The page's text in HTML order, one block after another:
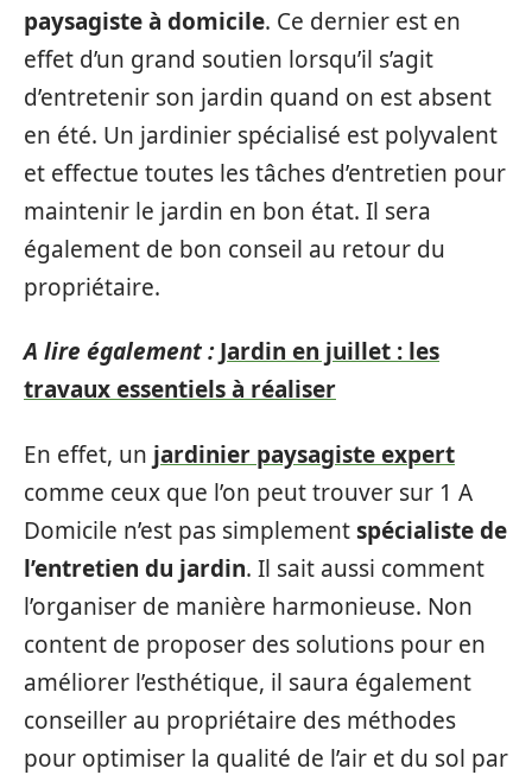
paysagiste à domicile. Ce dernier est en
effet d’un grand soutien lorsqu’il s’agit
d’entretenir son jardin quand on est absent
en été. Un jardinier spécialisé est polyvalent
et effectue toutes les tâches d’entretien pour
maintenir le jardin en bon état. Il sera
également de bon conseil au retour du
propriétaire.
A lire également : Jardin en juillet : les
travaux essentiels à réaliser
En effet, un jardinier paysagiste expert
comme ceux que l’on peut trouver sur 1 A
Domicile n’est pas simplementspécialiste de
l’entretien du jardin. Il sait aussi comment
l’organiser de manière harmonieuse. Non
content de proposer des solutions pour en
améliorer l’esthétique, il saura également
conseiller au propriétaire des méthodes
pour optimiser la qualité de l’air et du sol par